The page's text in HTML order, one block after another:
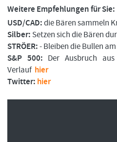
Weitere Empfehlungen für Sie:
USD/CAD:die Bären sammeln
Silber: Setzen sich die Bären
STRÖER:- Bleiben die Bullen
S&P 500: Der Ausbruch
Verlauf hier
Twitter: hier